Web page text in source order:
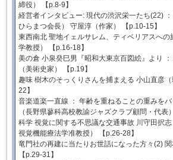
締役） 【p.8-9】
経営者インタビュー: 現代の渋沢栄一たち(22)
ひらまつ会長） 守屋淳（作家） 【p.10-15】
東西南北 聖地イェルサレム、ティベリアスへの
学教授） 【p.16-18】
美の倉 小泉癸巳男『昭和大東京百図絵』より
（美術史家） 【p.19】
趣味 樹木のそっくりさんを捕まえる 小山直彦
22】
音楽道楽一直線 ： 年齢を重ねることの重みを
（長野県蓼科高校教諭ジャズクラブ顧問・代表
科学 視覚に関する不思議な交通事故 川守田択
視覚機能療法学准教授） 【p.26-28】
竜門社の再建に当たりお世話になった方々(2) 関
【p.29-31】